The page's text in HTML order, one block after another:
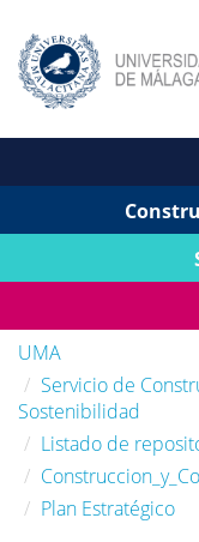
UMA
Servicio de
Sostenibilidad
Listado de
Plan Estratégico